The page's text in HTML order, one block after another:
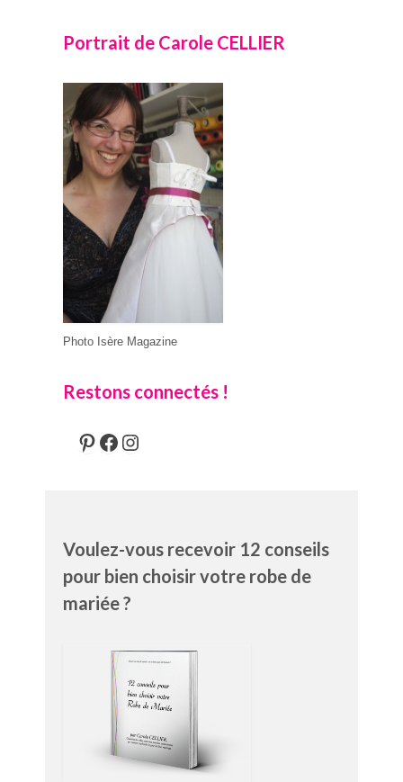
Portrait de Carole CELLIER
Photo Isère Magazine
Restons connectés !
Pinterest
Facebook
Instagram
Voulez-vous recevoir 12 conseils
pour bien choisir votre robe de
mariée ?